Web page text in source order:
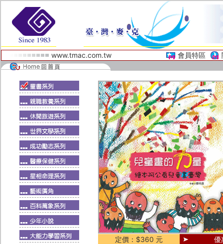
www.tmac.com.tw 會員特區
定價：$360 元 優